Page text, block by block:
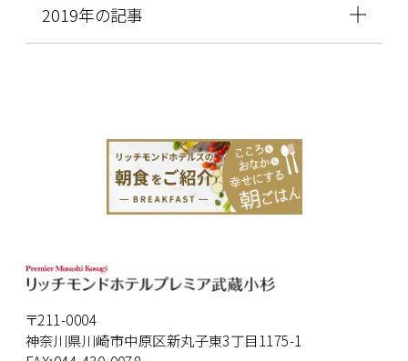
2019年の記事
〒211-0004
神奈川県川崎市中原区新丸子東3丁目1175-1